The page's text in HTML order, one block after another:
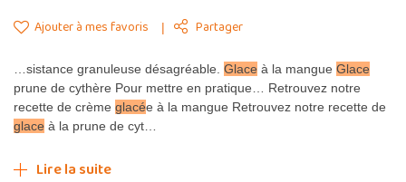
Ajouter à mes favoris Partager
…sistance granuleuse désagréable. Glace à la mangue Glace
prune de cythère Pour mettre en pratique… Retrouvez notre
recette de crème glacée à la mangue Retrouvez notre recette de
glace à la prune de cyt…
Lire la suite